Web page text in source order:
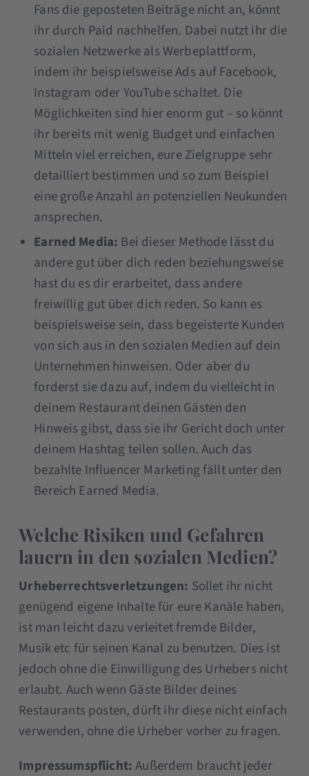
Fans die geposteten Beiträge nicht an, könnt
ihr durch Paid nachhelfen. Dabei nutzt ihr die
sozialen Netzwerke als Werbeplattform,
indem ihr beispielsweise Ads auf Facebook,
Instagram oder YouTube schaltet. Die
Möglichkeiten sind hier enorm gut – so könnt
ihr bereits mit wenig Budget und einfachen
Mitteln viel erreichen, eure Zielgruppe sehr
detailliert bestimmen und so zum Beispiel
eine große Anzahl an potenziellen Neukunden
ansprechen.
Earned Media: Bei dieser Methode lässt du
andere gut über dich reden beziehungsweise
hast du es dir erarbeitet, dass andere
freiwillig gut über dich reden. So kann es
beispielsweise sein, dass begeisterte Kunden
von sich aus in den sozialen Medien auf dein
Unternehmen hinweisen. Oder aber du
forderst sie dazu auf, indem du vielleicht in
deinem Restaurant deinen Gästen den
Hinweis gibst, dass sie ihr Gericht doch unter
deinem Hashtag teilen sollen. Auch das
bezahlte Influencer Marketing fällt unter den
Bereich Earned Media.
Welche Risiken und Gefahren
lauern in den sozialen Medien?
Urheberrechtsverletzungen: Sollet ihr nicht
genügend eigene Inhalte für eure Kanäle haben,
ist man leicht dazu verleitet fremde Bilder,
Musik etc für seinen Kanal zu benutzen. Dies ist
jedoch ohne die Einwilligung des Urhebers nicht
erlaubt. Auch wenn Gäste Bilder deines
Restaurants posten, dürft ihr diese nicht einfach
verwenden, ohne die Urheber vorher zu fragen.
Impressumspflicht:Außerdem braucht jeder